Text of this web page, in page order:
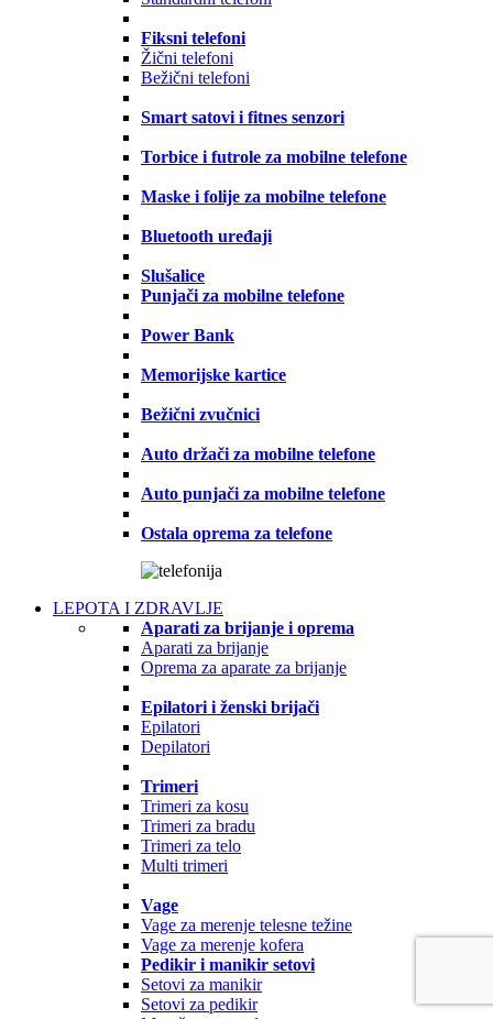
Fiksni telefoni
Žični telefoni
Bežični telefoni
Smart satovi i fitnes senzori
Torbice i futrole za mobilne telefone
Maske i folije za mobilne telefone
Bluetooth uređaji
Slušalice
Punjači za mobilne telefone
Power Bank
Memorijske kartice
Bežični zvučnici
Auto držači za mobilne telefone
Auto punjači za mobilne telefone
Ostala oprema za telefone
LEPOTA I ZDRAVLJE
Aparati za brijanje i oprema
Aparati za brijanje
Oprema za aparate za brijanje
Epilatori i ženski brijači
Epilatori
Depilatori
Trimeri
Trimeri za kosu
Trimeri za bradu
Trimeri za telo
Multi trimeri
Vage
Vage za merenje telesne težine
Vage za merenje kofera
Pedikir i manikir setovi
Setovi za manikir
Setovi za pedikir